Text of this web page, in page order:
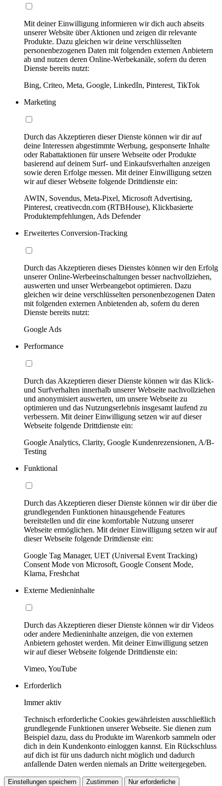
Mit deiner Einwilligung informieren wir dich auch abseits
unserer Website über Aktionen und zeigen dir relevante
Produkte. Dazu gleichen wir deine verschlüsselten
personenbezogenen Daten mit folgenden externen Anbietern
ab und nutzen deren Online-Werbekanäle, sofern du deren
Dienste bereits nutzt:
Bing, Criteo, Meta, Google, LinkedIn, Pinterest, TikTok
Marketing
Durch das Akzeptieren dieser Dienste können wir dir auf
deine Interessen abgestimmte Werbung, gesponserte Inhalte
oder Rabattaktionen für unsere Webseite oder Produkte
basierend auf deinem Surf- und Einkaufsverhalten anzeigen
sowie deren Erfolge messen. Mit deiner Einwilligung setzen
wir auf dieser Webseite folgende Drittdienste ein:
AWIN, Sovendus, Meta-Pixel, Microsoft Advertising,
Pinterest, creativecdn.com (RTBHouse), Klickbasierte
Produktempfehlungen, Ads Defender
Erweitertes Conversion-Tracking
Durch das Akzeptieren dieses Dienstes können wir den Erfolg
unserer Online-Werbeeinschaltungen besser nachvollziehen,
auswerten und unser Werbeangebot optimieren. Dazu
gleichen wir deine verschlüsselten personenbezogenen Daten
mit folgenden externen Anbietenden ab, sofern du deren
Dienste bereits nutzt:
Google Ads
Performance
Durch das Akzeptieren dieser Dienste können wir das Klick-
und Surfverhalten innerhalb unserer Webseite nachvollziehen
und anonymisiert auswerten, um unsere Webseite zu
optimieren und das Nutzungserlebnis insgesamt laufend zu
verbessern. Mit deiner Einwilligung setzen wir auf dieser
Webseite folgende Drittdienste ein:
Google Analytics, Clarity, Google Kundenrezensionen, A/B-
Testing
Funktional
Durch das Akzeptieren dieser Dienste können wir dir über die
grundlegenden Funktionen hinausgehende Features
bereitstellen und dir eine komfortable Nutzung unserer
Webseite ermöglichen. Mit deiner Einwilligung setzen wir auf
dieser Webseite folgende Drittdienste ein:
Google Tag Manager, UET (Universal Event Tracking)
Consent Mode von Microsoft, Google Consent Mode,
Klarna, Freshchat
Externe Medieninhalte
Durch das Akzeptieren dieser Dienste können wir dir Videos
oder andere Medieninhalte anzeigen, die von externen
Anbietern gehostet werden. Mit deiner Einwilligung setzen
wir auf dieser Webseite folgende Drittdienste ein:
Vimeo, YouTube
Erforderlich
Immer aktiv
Technisch erforderliche Cookies gewährleisten ausschließlich
grundlegende Funktionen unserer Webseite. Sie dienen zum
Beispiel dazu, dass du Produkte im Warenkorb sammeln oder
dich in dein Kundenkonto einloggen kannst. Ein Rückschluss
auf dich ist für uns dadurch nicht möglich und dadurch
anfallende Daten werden niemals an Dritte weitergegeben.
Einstellungen speichern Zustimmen Nur erforderliche